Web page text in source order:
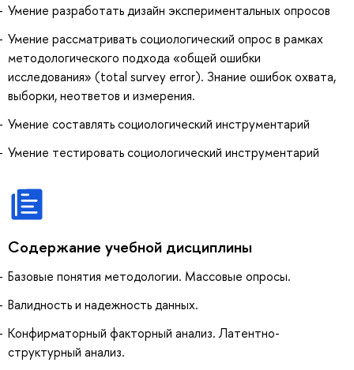
Умение разработать дизайн экспериментальных опросов
Умение рассматривать социологический опрос в рамках
методологического подхода «общей ошибки
исследования» (total survey error). Знание ошибок охвата,
выборки, неответов и измерения.
Умение составлять социологический инструментарий
Умение тестировать социологический инструментарий
Содержание учебной дисциплины
Базовые понятия методологии. Массовые опросы.
Валидность и надежность данных.
Конфирматорный факторный анализ. Латентно-
структурный анализ.